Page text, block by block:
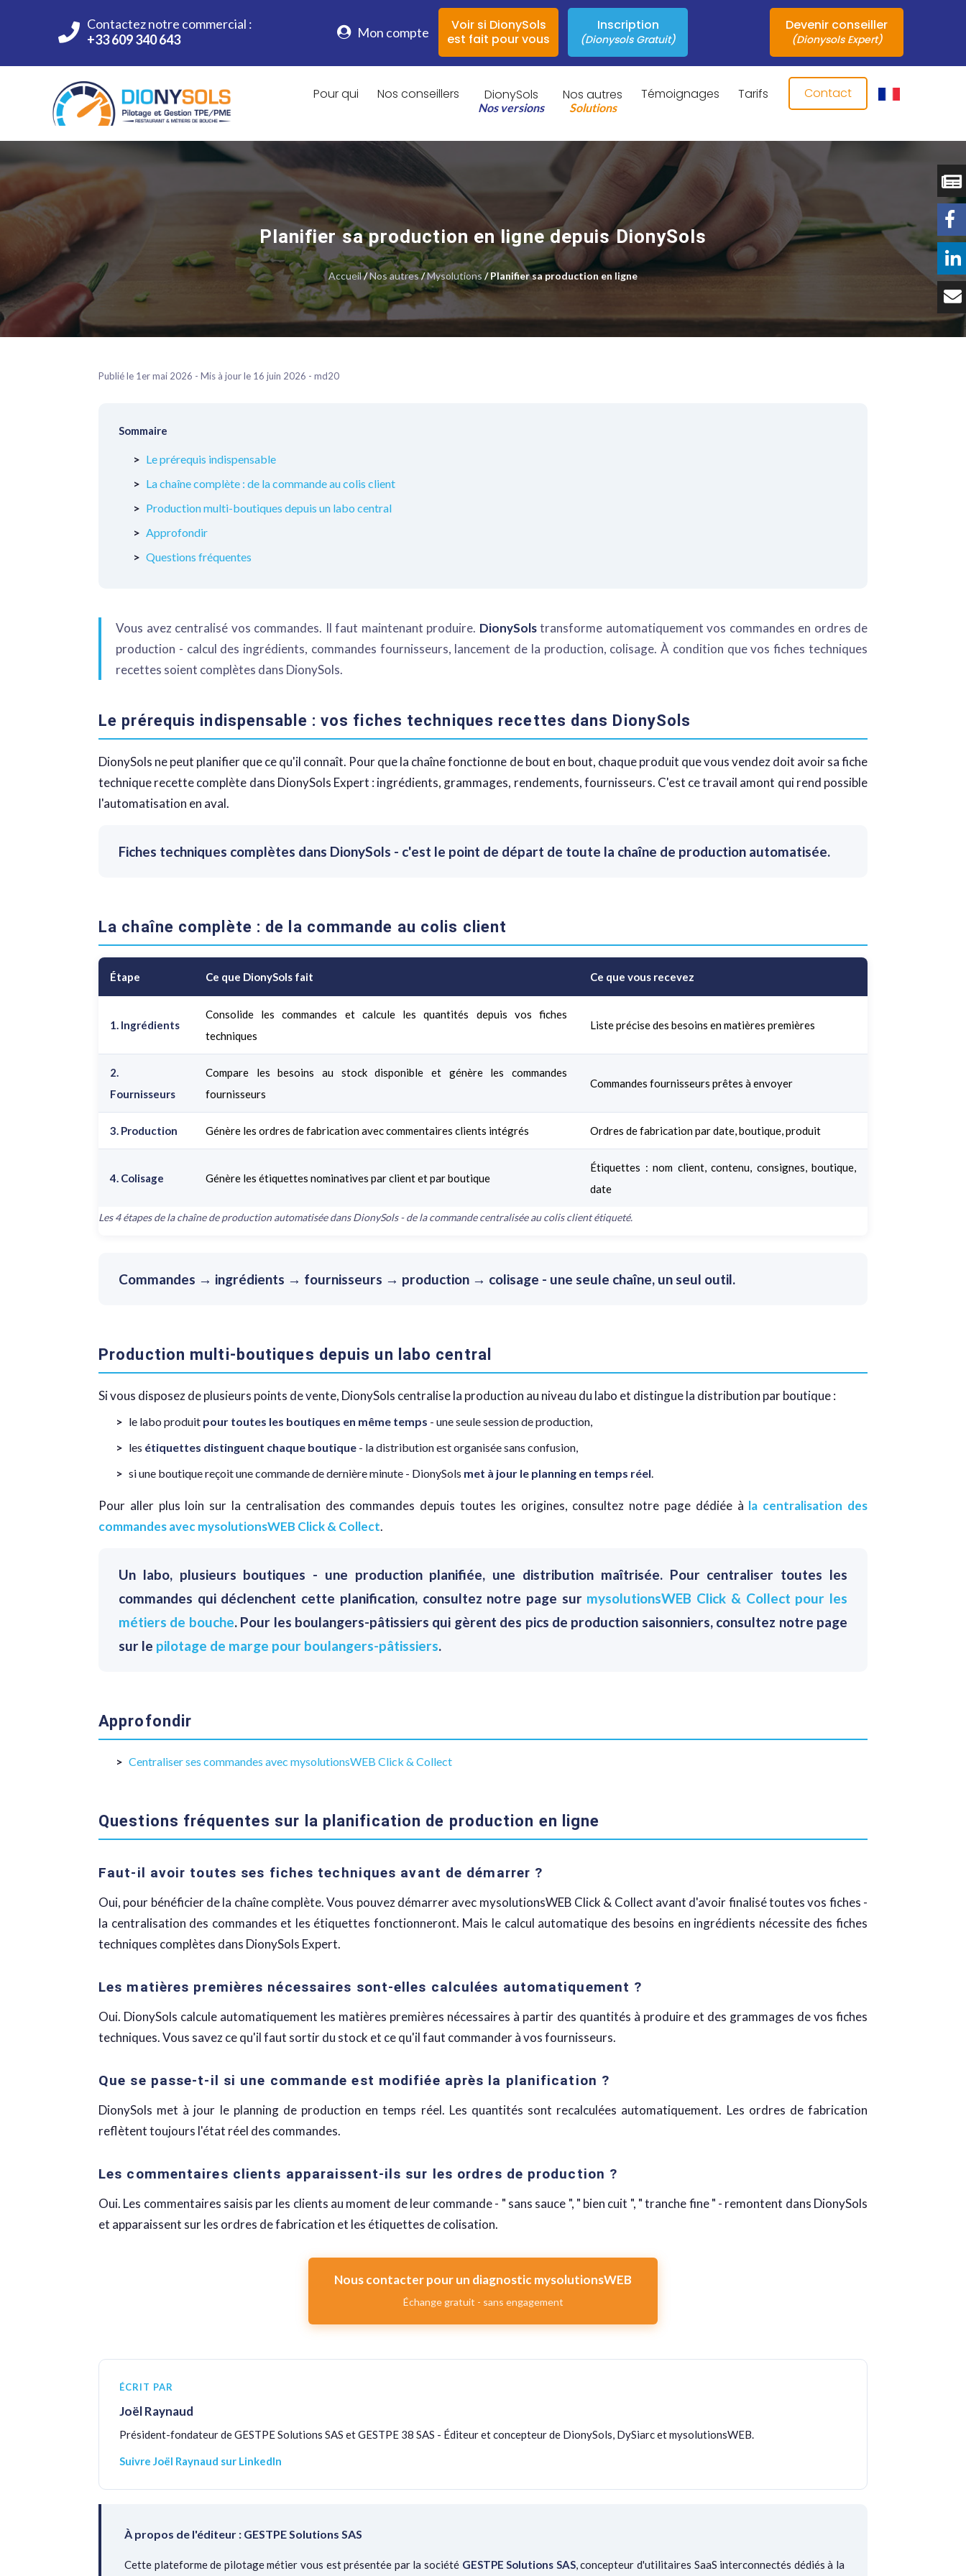
Contactez notre commercial :
+33 609 340 643
Mon compte
Voir si DionySols
est fait pour vous
Inscription
(Dionysols Gratuit)
Devenir conseiller
(Dionysols Expert)
Pour qui Nos conseillers DionySols
Nos versions
Nos autres
Solutions
Témoignages Tarifs Contact
Planifier sa production en ligne depuis DionySols
Accueil/Nos autres/Mysolutions/ Planifier sa production en ligne
Publié le 1er mai 2026 - Mis à jour le 16 juin 2026 - md20
Sommaire
Le prérequis indispensable
La chaîne complète : de la commande au colis client
Production multi-boutiques depuis un labo central
Approfondir
Questions fréquentes
Vous avez centralisé vos commandes. Il faut maintenant produire. DionySolstransforme automatiquement vos commandes en ordres de
production - calcul des ingrédients, commandes fournisseurs, lancement de la production, colisage. À condition que vos fiches techniques
recettes soient complètes dans DionySols.
Le prérequis indispensable : vos fiches techniques recettes dans DionySols
DionySols ne peut planifier que ce qu'il connaît. Pour que la chaîne fonctionne de bout en bout, chaque produit que vous vendez doit avoir sa fiche
technique recette complète dans DionySols Expert : ingrédients, grammages, rendements, fournisseurs. C'est ce travail amont qui rend possible
l'automatisation en aval.
Fiches techniques complètes dans DionySols - c'est le point de départ de toute la chaîne de production automatisée.
La chaîne complète : de la commande au colis client
Les 4 étapes de la chaîne de production automatisée dans DionySols - de la commande centralisée au colis client étiqueté.
Étape Ce que DionySols fait Ce que vous recevez
1. Ingrédients
Consolide les commandes et calcule les quantités depuis vos fiches
techniques
Liste précise des besoins en matières premières
2.
Fournisseurs
Compare les besoins au stock disponible et génère les commandes
fournisseurs
Commandes fournisseurs prêtes à envoyer
3. Production Génère les ordres de fabrication avec commentaires clients intégrés Ordres de fabrication par date, boutique, produit
4. Colisage Génère les étiquettes nominatives par client et par boutique
Étiquettes : nom client, contenu, consignes, boutique,
date
Commandes → ingrédients → fournisseurs → production → colisage - une seule chaîne, un seul outil.
Production multi-boutiques depuis un labo central
Si vous disposez de plusieurs points de vente, DionySols centralise la production au niveau du labo et distingue la distribution par boutique :
le labo produit pour toutes les boutiques en même temps - une seule session de production,
les étiquettes distinguent chaque boutique - la distribution est organisée sans confusion,
si une boutique reçoit une commande de dernière minute - DionySols met à jour le planning en temps réel.
Pour aller plus loin sur la centralisation des commandes depuis toutes les origines, consultez notre page dédiée à la centralisation des
commandes avec mysolutionsWEB Click & Collect.
Un labo, plusieurs boutiques - une production planifiée, une distribution maîtrisée. Pour centraliser toutes les
commandes qui déclenchent cette planification, consultez notre page sur mysolutionsWEB Click & Collect pour les
métiers de bouche. Pour les boulangers-pâtissiers qui gèrent des pics de production saisonniers, consultez notre page
sur le pilotage de marge pour boulangers-pâtissiers.
Approfondir
Centraliser ses commandes avec mysolutionsWEB Click & Collect
Questions fréquentes sur la planification de production en ligne
Faut-il avoir toutes ses fiches techniques avant de démarrer ?
Oui, pour bénéficier de la chaîne complète. Vous pouvez démarrer avec mysolutionsWEB Click & Collect avant d'avoir finalisé toutes vos fiches -
la centralisation des commandes et les étiquettes fonctionneront. Mais le calcul automatique des besoins en ingrédients nécessite des fiches
techniques complètes dans DionySols Expert.
Les matières premières nécessaires sont-elles calculées automatiquement ?
Oui. DionySols calcule automatiquement les matières premières nécessaires à partir des quantités à produire et des grammages de vos fiches
techniques. Vous savez ce qu'il faut sortir du stock et ce qu'il faut commander à vos fournisseurs.
Que se passe-t-il si une commande est modifiée après la planification ?
DionySols met à jour le planning de production en temps réel. Les quantités sont recalculées automatiquement. Les ordres de fabrication
reflètent toujours l'état réel des commandes.
Les commentaires clients apparaissent-ils sur les ordres de production ?
Oui. Les commentaires saisis par les clients au moment de leur commande - " sans sauce ", " bien cuit ", " tranche fine " - remontent dans DionySols
et apparaissent sur les ordres de fabrication et les étiquettes de colisation.
Nous contacter pour un diagnostic mysolutionsWEB
Échange gratuit - sans engagement
ÉCRIT PAR
Joël Raynaud
Président-fondateur de GESTPE Solutions SAS et GESTPE 38 SAS - Éditeur et concepteur de DionySols, DySiarc et mysolutionsWEB.
Suivre Joël Raynaud sur LinkedIn
À propos de l'éditeur : GESTPE Solutions SAS
Cette plateforme de pilotage métier vous est présentée par la société GESTPE Solutions SAS, concepteur d'utilitaires SaaS interconnectés dédiés à la